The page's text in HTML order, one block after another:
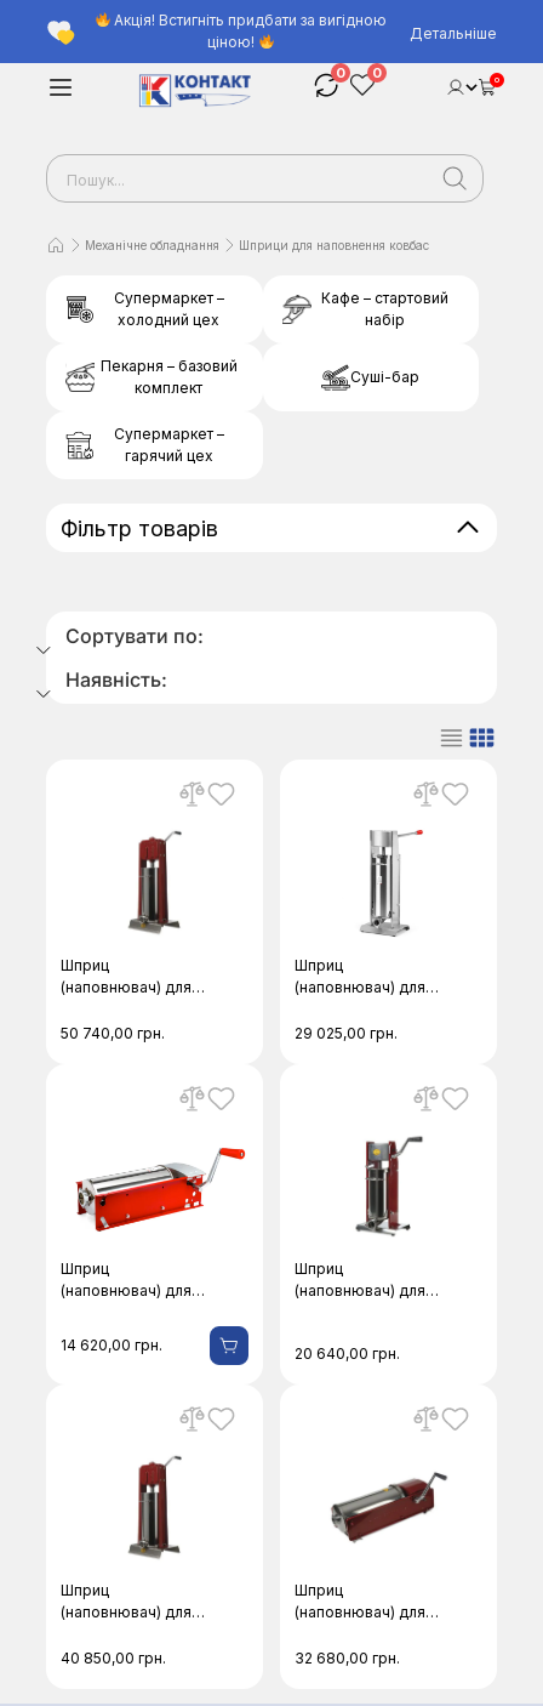
Акція! Встигніть придбати за вигідною
ціною!
Детальніше
0 0 0
Механічне обладнання Шприци для наповнення ковбас
Фільтр товарів
Супермаркет –
холодний цех
Кафе – стартовий
набір
Пекарня – базовий
комплект
Суші-бар
Супермаркет –
гарячий цех
Сортувати по:
Наявність:
Шприц
(наповнювач) для
15/V
50 740,00грн.
Шприц
(наповнювач) для
7/V-De luxe
29 025,00грн.
Шприц
(наповнювач) для
14 620,00грн.
Шприц
(наповнювач) для
20 640,00грн.
Шприц
(наповнювач) для
15/V
40 850,00грн.
Шприц
(наповнювач) для
32 680,00грн.